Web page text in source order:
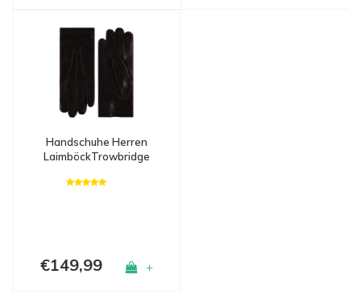
Handschuhe Herren
LaimböckTrowbridge
€149,99 +